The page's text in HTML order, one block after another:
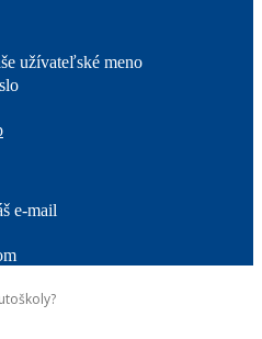
užívateľské meno
e-mail